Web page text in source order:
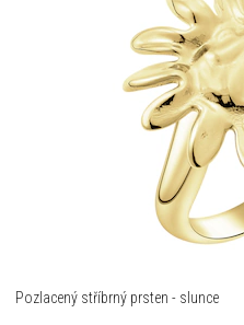
Pozlacený stříbrný prsten - slunce